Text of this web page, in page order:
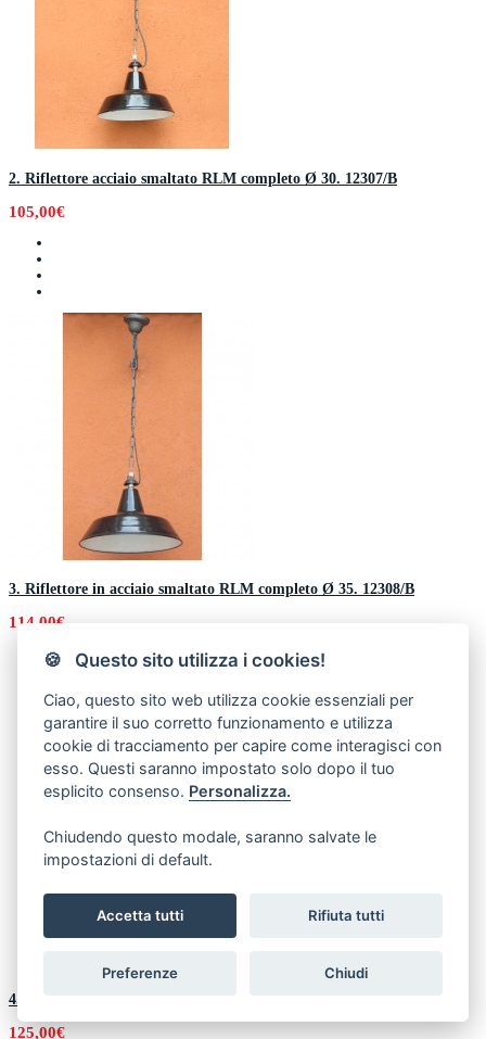
2. Riflettore acciaio smaltato RLM completo Ø 30. 12307/B
105,00€
3. Riflettore in acciaio smaltato RLM completo Ø 35. 12308/B
114,00€
4. Riflettore RLM in acciaio smaltato completo Ø 45. 12310/B
125,00€
🍪 Questo sito utilizza i cookies!
Ciao, questo sito web utilizza cookie essenziali per
garantire il suo corretto funzionamento e utilizza
cookie di tracciamento per capire come interagisci con
esso. Questi saranno impostato solo dopo il tuo
esplicito consenso. Personalizza.
Chiudendo questo modale, saranno salvate le
impostazioni di default.
Accetta tutti Rifiuta tutti
Preferenze Chiudi